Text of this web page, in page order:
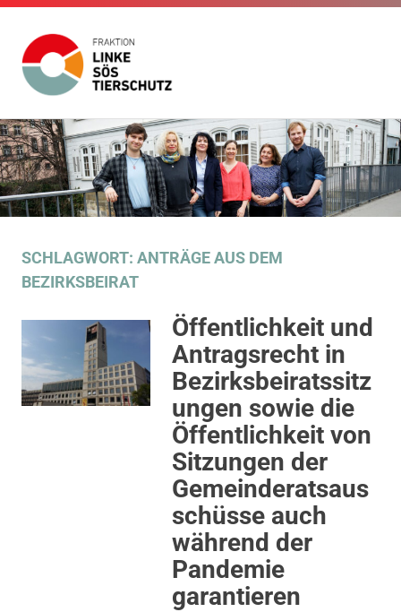
Zum
Inhalt
springen
Linke
SÖS
Tierschutz
der
Fraktion
Die
Linke
SÖS
Gemeinderat
Stuttgart
SCHLAGWORT: ANTRÄGE AUS DEM
BEZIRKSBEIRAT
Öffentlichkeit und
Antragsrecht in
Bezirksbeiratssitz
ungen sowie die
Öffentlichkeit von
Sitzungen der
Gemeinderatsaus
schüsse auch
während der
Pandemie
garantieren